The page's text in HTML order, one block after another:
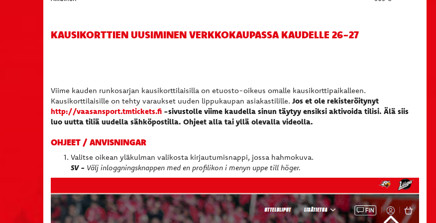
KAUSIKORTTIEN UUSIMINEN VERKKOKAUPASSA KAUDELLE 26-27
Viime kauden runkosarjan kausikorttilaisilla on etuosto-oikeus omalle kausikorttipaikalleen.
Kausikorttilaisille on tehty varaukset uuden lippukaupan asiakastilille. Jos et ole rekisteröitynyt
http://vaasansport.tmtickets.fi -sivustolle viime kaudella sinun täytyy ensiksi aktivoida tilisi. Älä siis
luo uutta tiliä uudella sähköpostilla. Ohjeet alla tai yllä olevalla videolla.
OHJEET / ANVISNINGAR
Valitse oikean yläkulman valikosta kirjautumisnappi, jossa hahmokuva.
SV - Välj inloggningsknappen med en profilikon i menyn uppe till höger.